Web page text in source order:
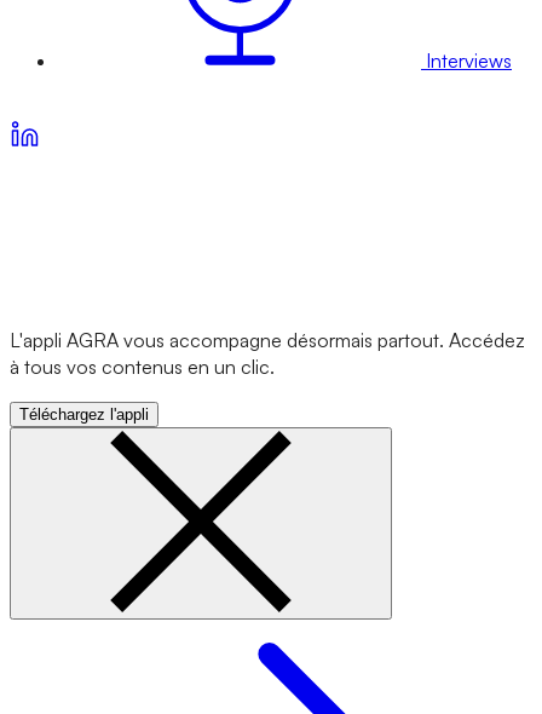
Interviews
L'appli AGRA vous accompagne désormais partout. Accédez
à tous vos contenus en un clic.
Téléchargez l'appli